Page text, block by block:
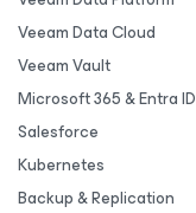
Veeam Data Cloud
Veeam Vault
Microsoft 365 & Entra ID
Salesforce
Kubernetes
Backup & Replication